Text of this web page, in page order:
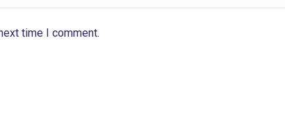
time I comment.